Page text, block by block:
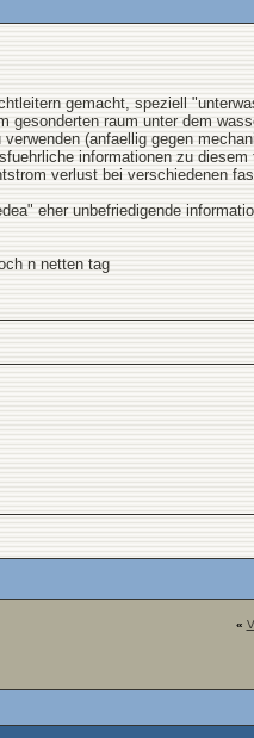
gemacht, speziell
gesonderten raum unter dem
(anfaellig gegen
informationen zu
verlust bei verschiedenen
eher unbefriedigende
n netten tag
«